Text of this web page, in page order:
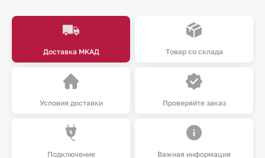
Доставка МКАД Товар со склада
Условия доставки Проверяйте заказ
Подключение Важная информация